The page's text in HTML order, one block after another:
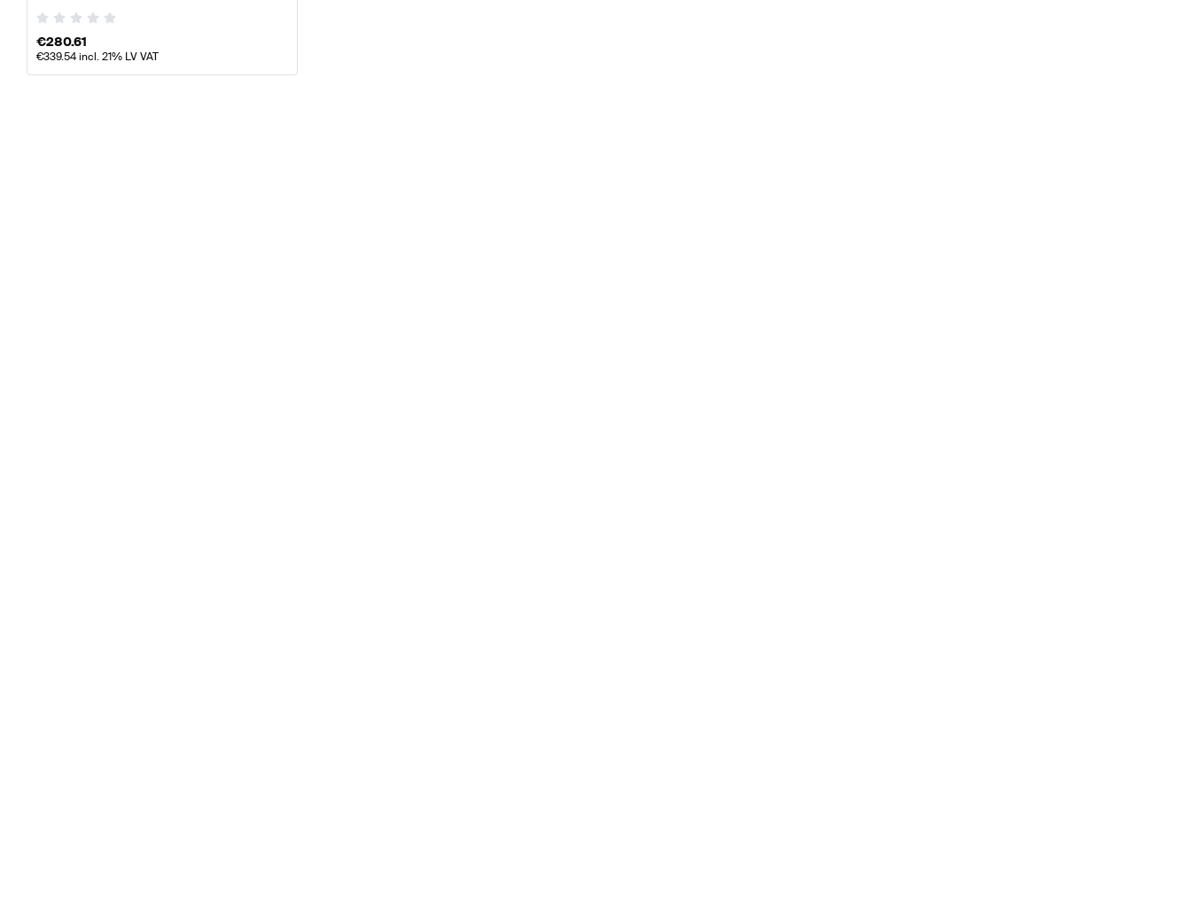
€280.61
€339.54incl. 21% LV VAT